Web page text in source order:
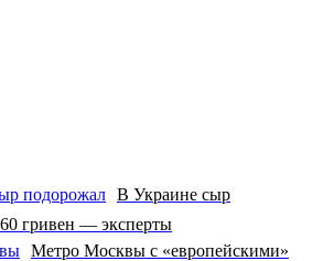
В Украине сыр
гривен — эксперты
Метро Москвы с «европейскими»